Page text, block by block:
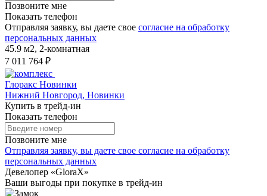
Позвоните мне
Показать телефон
Отправляя заявку, вы даете свое согласие на обработку
персональных данных
45.9 м2, 2-комнатная
7 011 764 ₽
Глоракс Новинки
Нижний Новгород, Новинки
Купить в трейд-ин
Показать телефон
Позвоните мне
Отправляя заявку, вы даете свое согласие на обработку
персональных данных
Девелопер «GloraX»
Ваши выгоды при покупке в трейд-ин